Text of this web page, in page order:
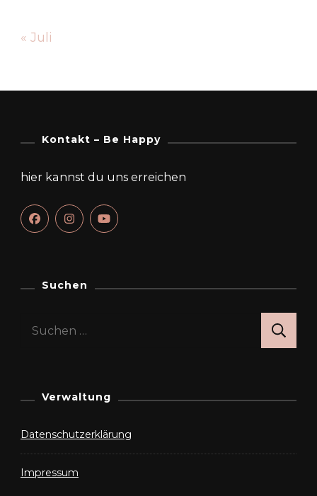
« Juli
Kontakt – Be Happy
hier kannst du uns erreichen
Suchen
Suchen
Verwaltung
Datenschutzerklärung
Impressum